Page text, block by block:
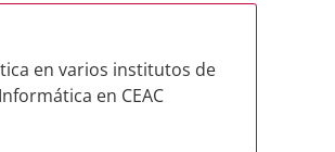
en varios institutos de
en CEAC